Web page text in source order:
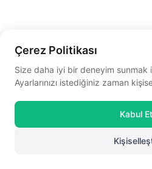
Çerez Politikası
Size daha iyi bir deneyim sunmak
Ayarlarınızı istediğiniz zaman
Kabul Et